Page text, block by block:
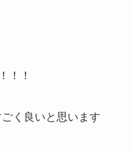
！！
く良いと思います